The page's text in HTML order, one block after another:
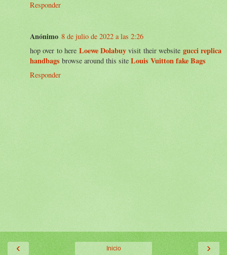
Responder
Anónimo 8 de julio de 2022 a las 2:26
hop over to here Loewe Dolabuy visit their website gucci replica
handbags browse around this site Louis Vuitton fake Bags
Responder
‹ ›
Inicio